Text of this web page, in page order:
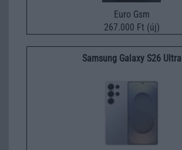
Euro Gsm
267.000 Ft (új)
Samsung Galaxy S26 Ultra